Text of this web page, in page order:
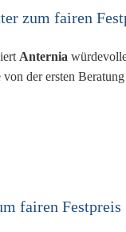
zum fairen
Anternia
von der ersten
fairen Festpreis